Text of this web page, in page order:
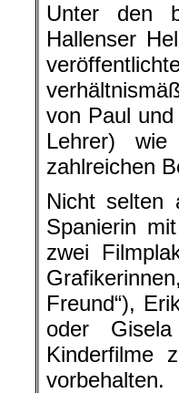
Unter den
Hallenser
von Paul
Lehrer)
zahlreichen
Nicht selten
Spanierin
zwei
Freund“),
oder
Kinderfilme
vorbehalten.